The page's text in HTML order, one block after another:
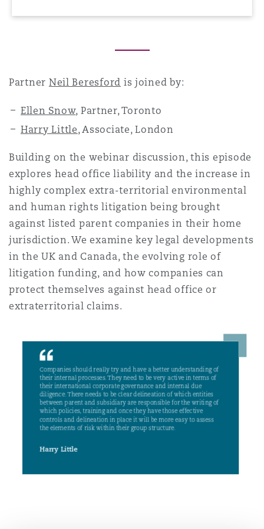
Assurance spécialisée
(D. C.)
Partner Neil Beresford is joined by:
Ellen Snow, Partner, Toronto
Harry Little, Associate, London
Building on the webinar discussion, this episode
explores head office liability and the increase in
highly complex extra-territorial environmental
and human rights litigation being brought
against listed parent companies in their home
jurisdiction. We examine key legal developments
in the UK and Canada, the evolving role of
litigation funding, and how companies can
protect themselves against head office or
extraterritorial claims.